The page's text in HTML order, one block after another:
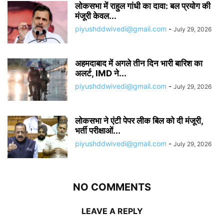
लोकसभा में राहुल गांधी का दावा: बल प्रयोग की
मंजूरी केवल...
piyushddwivedi@gmail.com - July 29, 2026
अहमदाबाद में अगले तीन दिन भारी बारिश का
अलर्ट, IMD ने...
piyushddwivedi@gmail.com - July 29, 2026
लोकसभा ने एंटी पेपर लीक बिल को दी मंजूरी,
भर्ती परीक्षाओं...
piyushddwivedi@gmail.com - July 29, 2026
NO COMMENTS
LEAVE A REPLY